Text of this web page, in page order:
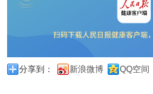
分享到： 新浪微博 QQ空间